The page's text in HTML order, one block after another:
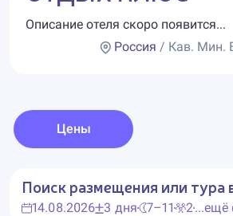
Описание отеля скоро появится...
Россия / Кав. Мин.
Цены
Поиск размещения или тура
14.08.2026 3 дня 7–11 2...ещё